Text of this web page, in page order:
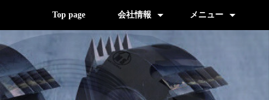
Top page 会社情報
交通のご案内 (地図)
採用情報
経営理念、品質方針、沿革
技術と設備
ご来訪謝辞
環境への取組み
メニュー
公式blog (新着情報)
Products (製品のご案内)
お薦めのWebサイト
ウェブポリシー
サイトマップ
お問い合わせ